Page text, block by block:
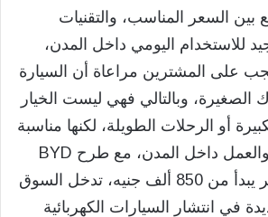
السعر المناسب، والتقنيات
للاستخدام اليومي داخل المدن،
على المشترين مراعاة أن السيارة
الصغيرة، وبالتالي فهي ليست الخيار
أو الرحلات الطويلة، لكنها مناسبة
جدًا للتنقل اليومي والعمل داخل المدن، مع طرح BYD
Dolphin Surf بسعر يبدأ من 850 ألف جنيه، تدخل السوق
في انتشار السيارات الكهربائية